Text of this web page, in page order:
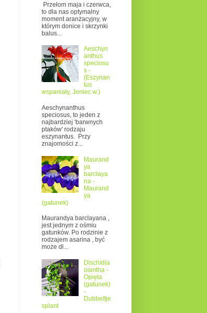
Przełom maja i czerwca,
to dla nas optymalny
moment aranżacyjny, w
którym donice i skrzynki
balus...
Aeschyn
anthus
speciosu
s -
(Eszynan
tus
wspaniały, Joniec w.)
Aeschynanthus
speciosus, to jeden z
najbardziej 'barwnych
ptaków' rodzaju
eszynantus. Przy
znajomości z...
Maurand
ya
barclaya
na -
Maurand
ya
(gatunek)
Maurandya barclayana ,
jest jednym z ośmiu
gatunków. Po rodzinie z
rodzajem asarina , być
może dl...
Dischidia
oiantha -
Opięta
(gatunek)
-
Dubbeltje
splant